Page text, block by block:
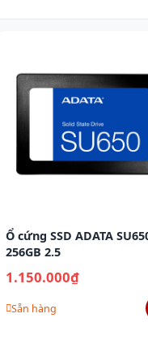
Ổ cứng SSD ADATA
256GB 2.5
1.150.000₫
Sẵn hàng